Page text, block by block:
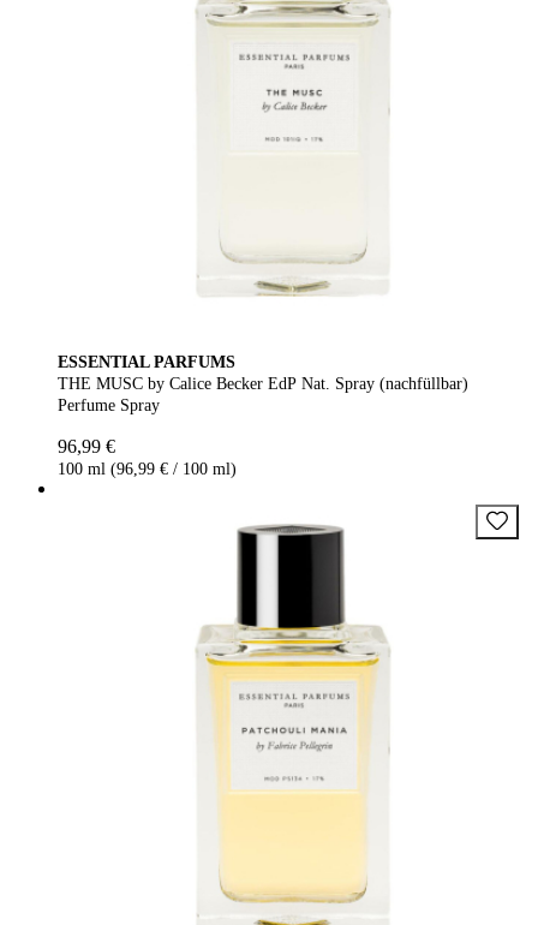
ESSENTIAL PARFUMS
THE MUSC by Calice Becker EdP Nat. Spray (nachfüllbar)
Perfume Spray
96,99 €
100 ml (96,99 € / 100 ml)